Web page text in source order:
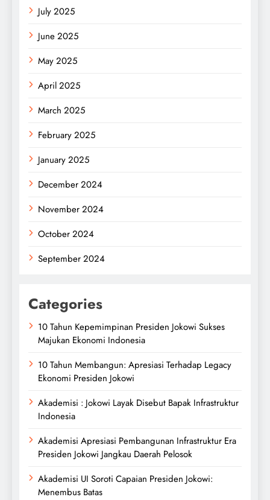
July 2025
June 2025
May 2025
April 2025
March 2025
February 2025
January 2025
December 2024
November 2024
October 2024
September 2024
Categories
10 Tahun Kepemimpinan Presiden Jokowi Sukses
Majukan Ekonomi Indonesia
10 Tahun Membangun: Apresiasi Terhadap Legacy
Ekonomi Presiden Jokowi
Akademisi : Jokowi Layak Disebut Bapak Infrastruktur
Indonesia
Akademisi Apresiasi Pembangunan Infrastruktur Era
Presiden Jokowi Jangkau Daerah Pelosok
Akademisi UI Soroti Capaian Presiden Jokowi:
Menembus Batas